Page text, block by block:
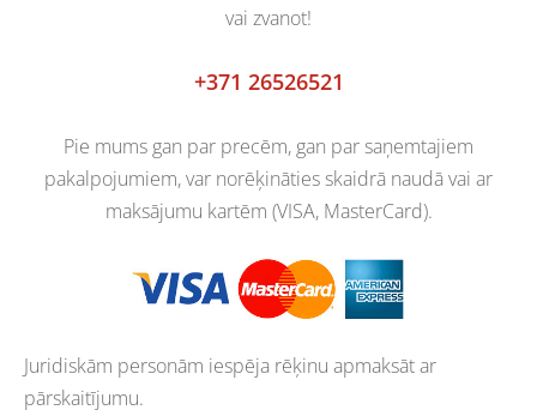
vai zvanot!
+371 26526521
Pie mums gan par precēm, gan par saņemtajiem
pakalpojumiem, var norēķināties skaidrā naudā vai ar
maksājumu kartēm (VISA, MasterCard).
Juridiskām personām iespēja rēķinu apmaksāt ar
pārskaitījumu.